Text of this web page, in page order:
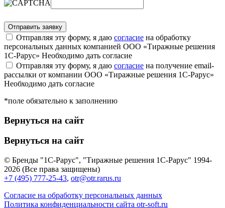
Отправляя эту форму, я даю согласие на обработку
персональных данных компанией ООО «Тиражные решения
1С-Рарус» Необходимо дать согласие
Отправляя эту форму, я даю согласие на получение email-
рассылки от компании ООО «Тиражные решения 1С-Рарус»
Необходимо дать согласие
*поле обязательно к заполнению
Вернуться на сайт
Вернуться на сайт
© Бренды "1С-Рарус", "Тиражные решения 1С-Рарус" 1994-
2026 (Все права защищены)
+7 (495) 777-25-43, otr@otr.rarus.ru
Согласие на обработку персональных данных
Политика конфиденциальности сайта otr-soft.ru